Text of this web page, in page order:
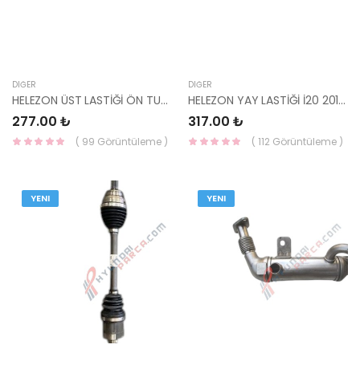
DIĞER
HELEZON ÜST LASTİĞİ ÖN TUCSON / SPORTAGE 18>54623-D4000-HMC
277.00 ₺
( 99 Görüntüleme )
DIĞER
HELEZON YAY LASTİĞİ İ20 2014- 54633-C4100-HMC
317.00 ₺
( 112 Görüntüleme )
YENI YENI